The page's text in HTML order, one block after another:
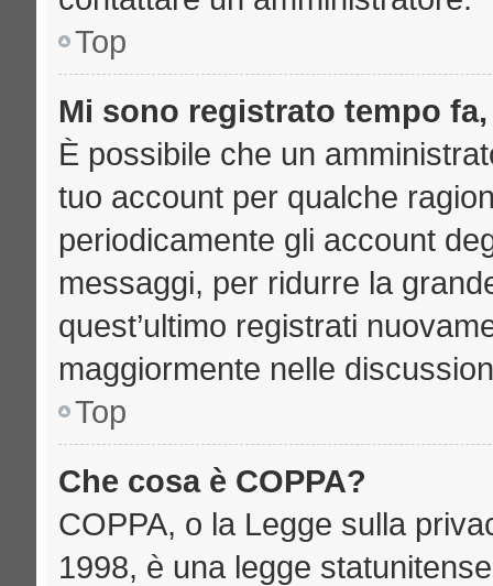
Top
Mi sono registrato tempo
È possibile che un
tuo account per qualche
periodicamente gli account
messaggi, per ridurre la
quest’ultimo registrati
maggiormente nelle
Top
Che cosa è COPPA?
COPPA, o la Legge sulla
1998, è una legge